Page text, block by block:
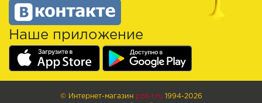
Наше приложение
© Интернет-магазин poli-r.ru1994-2026